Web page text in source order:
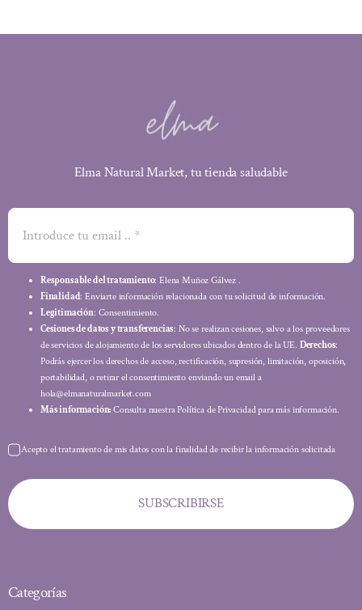
Elma Natural Market, tu tienda saludable
Responsable del tratamiento: Elena Muñoz Gálvez .
Finalidad: Enviarte información relacionada con tu solicitud de información.
Legitimación: Consentimiento.
Cesiones de datos y transferencias: No se realizan cesiones, salvo a los proveedores
de servicios de alojamiento de los servidores ubicados dentro de la UE. Derechos:
Podrás ejercer los derechos de acceso, rectificación, supresión, limitación, oposición,
portabilidad, o retirar el consentimiento enviando un email a
hola@elmanaturalmarket.com
Más información: Consulta nuestra Política de Privacidad para más información.
Acepto el tratamiento de mis datos con la finalidad de recibir la información solicitada
SUBSCRIBIRSE
Categorías